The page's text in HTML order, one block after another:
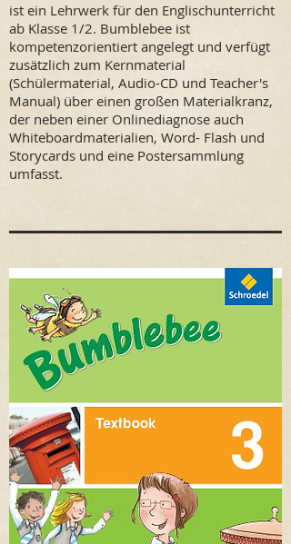
ist ein Lehrwerk für den Englischunterricht
ab Klasse 1/2. Bumblebee ist
kompetenzorientiert angelegt und verfügt
zusätzlich zum Kernmaterial
(Schülermaterial, Audio-CD und Teacher's
Manual) über einen großen Materialkranz,
der neben einer Onlinediagnose auch
Whiteboardmaterialien, Word- Flash und
Storycards und eine Postersammlung
umfasst.